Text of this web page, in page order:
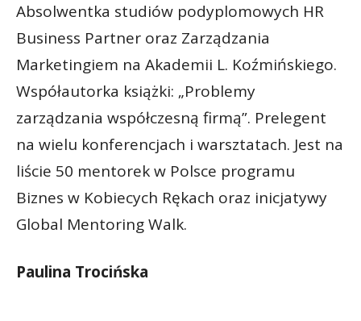
Absolwentka studiów podyplomowych HR
Business Partner oraz Zarządzania
Marketingiem na Akademii L. Koźmińskiego.
Współautorka książki: „Problemy
zarządzania współczesną firmą”. Prelegent
na wielu konferencjach i warsztatach. Jest na
liście 50 mentorek w Polsce programu
Biznes w Kobiecych Rękach oraz inicjatywy
Global Mentoring Walk.
Paulina Trocińska